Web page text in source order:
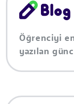
Öğrenciyi
yazılan